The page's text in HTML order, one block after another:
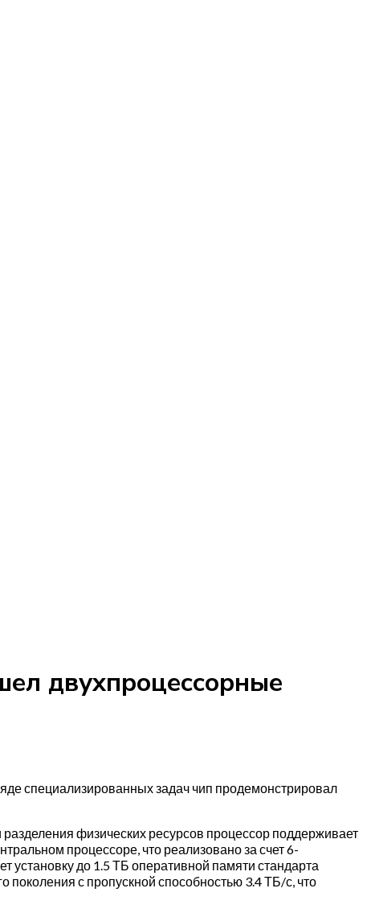
двухпроцессорные
специализированных задач чип продемонстрировал
разделения физических ресурсов процессор поддерживает
процессоре, что реализовано за счет 6-
установку до 1.5 ТБ оперативной памяти стандарта
с пропускной способностью 3.4 ТБ/с, что